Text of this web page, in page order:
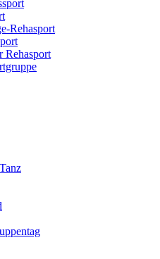
Rehasport
Rehasport